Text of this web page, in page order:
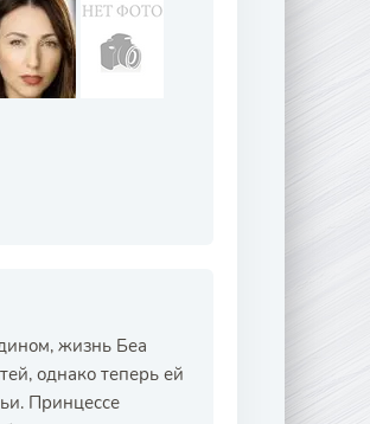
жизнь Беа
однако теперь ей
Принцессе